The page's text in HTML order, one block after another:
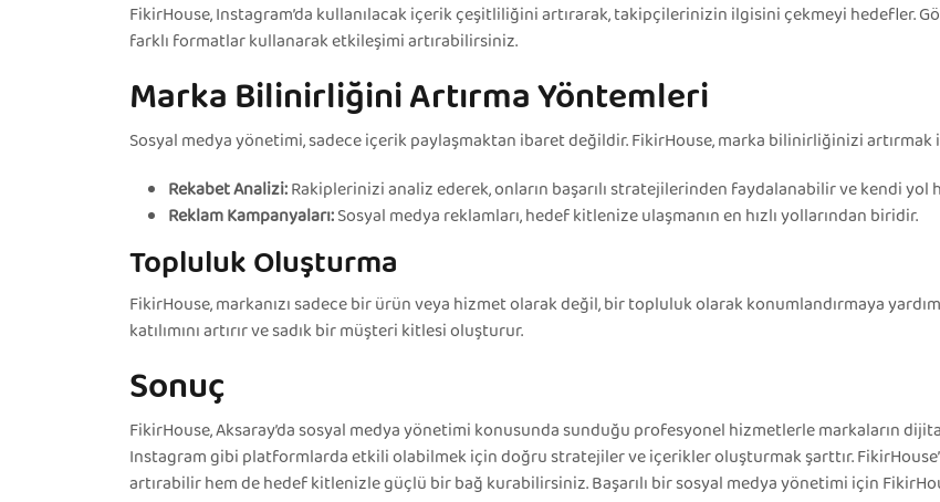
FikirHouse, Instagram’da kullanılacak içerik çeşitliliğini artırarak, takipçilerinizin ilgisini çekmeyi hedefler.
farklı formatlar kullanarak etkileşimi artırabilirsiniz.
Marka Bilinirliğini Artırma Yöntemleri
Sosyal medya yönetimi, sadece içerik paylaşmaktan ibaret değildir. FikirHouse, marka bilinirliğinizi
Rekabet Analizi:Rakiplerinizi analiz ederek, onların başarılı stratejilerinden faydalanabilir ve kendi yol
Reklam Kampanyaları:Sosyal medya reklamları, hedef kitlenize ulaşmanın en hızlı yollarından biridir.
Topluluk Oluşturma
FikirHouse, markanızı sadece bir ürün veya hizmet olarak değil, bir topluluk olarak konumlandırmaya
katılımını artırır ve sadık bir müşteri kitlesi oluşturur.
Sonuç
FikirHouse, Aksaray’da sosyal medya yönetimi konusunda sunduğu profesyonel hizmetlerle markaların
Instagram gibi platformlarda etkili olabilmek için doğru stratejiler ve içerikler oluşturmak şarttır.
artırabilir hem de hedef kitlenizle güçlü bir bağ kurabilirsiniz. Başarılı bir sosyal medya yönetimi için